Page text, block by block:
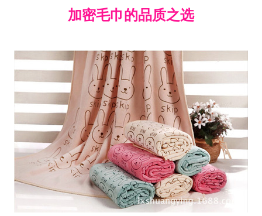
加密毛巾的品质之选